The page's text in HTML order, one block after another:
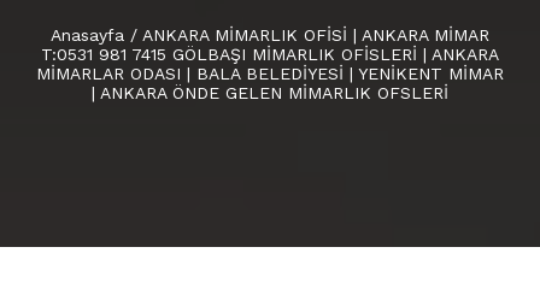
Anasayfa / ANKARA MİMARLIK OFİSİ | ANKARA MİMAR
T:0531 981 7415 GÖLBAŞI MİMARLIK OFİSLERİ | ANKARA
MİMARLAR ODASI | BALA BELEDİYESİ | YENİKENT MİMAR
| ANKARA ÖNDE GELEN MİMARLIK OFSLERİ